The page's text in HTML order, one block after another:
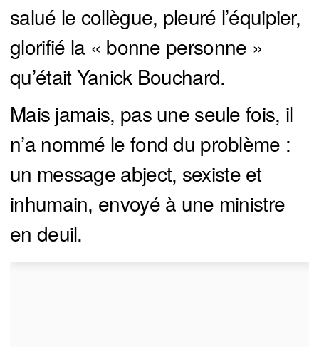
salué le collègue, pleuré l’équipier,
glorifié la « bonne personne »
qu’était Yanick Bouchard.
Mais jamais, pas une seule fois, il
n’a nommé le fond du problème :
un message abject, sexiste et
inhumain, envoyé à une ministre
en deuil.